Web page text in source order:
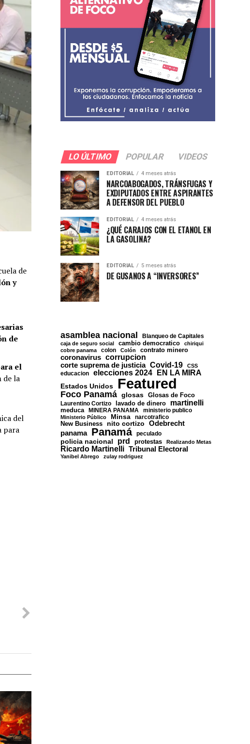
de
y
de
el
de la
del
para
LO ÚLTIMO POPULAR VIDEOS
EDITORIAL 4 meses atrás
NARCOABOGADOS, TRÁNSFUGAS Y
EXDIPUTADOS ENTRE ASPIRANTES
A DEFENSOR DEL PUEBLO
EDITORIAL 4 meses atrás
¿QUÉ CARAJOS CON EL ETANOL EN
LA GASOLINA?
EDITORIAL 5 meses atrás
DE GUSANOS A “INVERSORES”
asamblea nacional Blanqueo de Capitales
caja de seguro social cambio democratico
chiriqui
cobre panama
colon Colón contrato minero
coronavirus corrupcion
corte suprema de justicia Covid-19 CSS
educacion elecciones 2024 EN LA MIRA
Estados Unidos Featured
Foco Panamá glosas Glosas de Foco
Laurentino Cortizo lavado de dinero martinelli
meduca MINERA PANAMA ministerio publico
Ministerio Público Minsa
narcotrafico
New Business
nito cortizo Odebrecht
panama Panamá peculado
policia nacional prd protestas Realizando Metas
Ricardo Martinelli Tribunal Electoral
Yanibel Abrego zulay rodriguez